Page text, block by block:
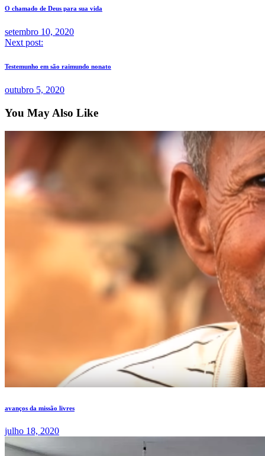
O chamado de Deus para sua vida
setembro 10, 2020
Next post:
Testemunho em são raimundo nonato
outubro 5, 2020
You May Also Like
avanços da missão livres
julho 18, 2020